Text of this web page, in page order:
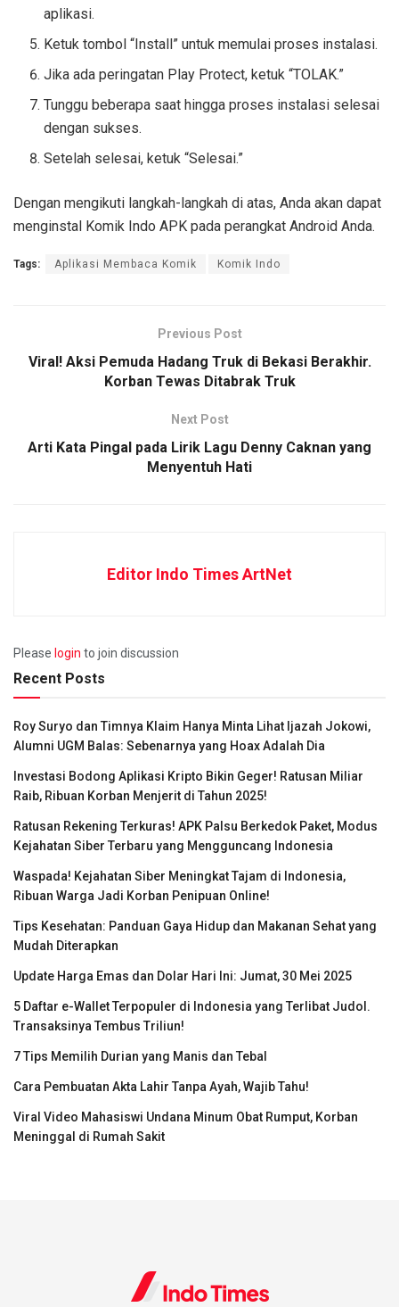
aplikasi.
Ketuk tombol “Install” untuk memulai proses instalasi.
Jika ada peringatan Play Protect, ketuk “TOLAK.”
Tunggu beberapa saat hingga proses instalasi selesai
dengan sukses.
Setelah selesai, ketuk “Selesai.”
Dengan mengikuti langkah-langkah di atas, Anda akan dapat
menginstal Komik Indo APK pada perangkat Android Anda.
Tags: Aplikasi Membaca Komik Komik Indo
Previous Post
Viral! Aksi Pemuda Hadang Truk di Bekasi Berakhir.
Korban Tewas Ditabrak Truk
Next Post
Arti Kata Pingal pada Lirik Lagu Denny Caknan yang
Menyentuh Hati
Editor Indo Times ArtNet
Please login to join discussion
Recent Posts
Roy Suryo dan Timnya Klaim Hanya Minta Lihat Ijazah Jokowi,
Alumni UGM Balas: Sebenarnya yang Hoax Adalah Dia
Investasi Bodong Aplikasi Kripto Bikin Geger! Ratusan Miliar
Raib, Ribuan Korban Menjerit di Tahun 2025!
Ratusan Rekening Terkuras! APK Palsu Berkedok Paket, Modus
Kejahatan Siber Terbaru yang Mengguncang Indonesia
Waspada! Kejahatan Siber Meningkat Tajam di Indonesia,
Ribuan Warga Jadi Korban Penipuan Online!
Tips Kesehatan: Panduan Gaya Hidup dan Makanan Sehat yang
Mudah Diterapkan
Update Harga Emas dan Dolar Hari Ini: Jumat, 30 Mei 2025
5 Daftar e-Wallet Terpopuler di Indonesia yang Terlibat Judol.
Transaksinya Tembus Triliun!
7 Tips Memilih Durian yang Manis dan Tebal
Cara Pembuatan Akta Lahir Tanpa Ayah, Wajib Tahu!
Viral Video Mahasiswi Undana Minum Obat Rumput, Korban
Meninggal di Rumah Sakit